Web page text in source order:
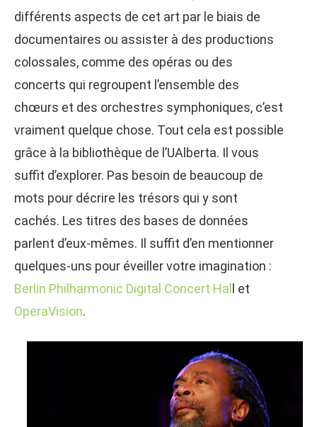
différents aspects de cet art par le biais de
documentaires ou assister à des productions
colossales, comme des opéras ou des
concerts qui regroupent l’ensemble des
chœurs et des orchestres symphoniques, c’est
vraiment quelque chose. Tout cela est possible
grâce à la bibliothèque de l’UAlberta. Il vous
suffit d’explorer. Pas besoin de beaucoup de
mots pour décrire les trésors qui y sont
cachés. Les titres des bases de données
parlent d’eux-mêmes. Il suffit d’en mentionner
quelques-uns pour éveiller votre imagination :
Berlin Philharmonic Digital Concert Hal
l et
OperaVision.